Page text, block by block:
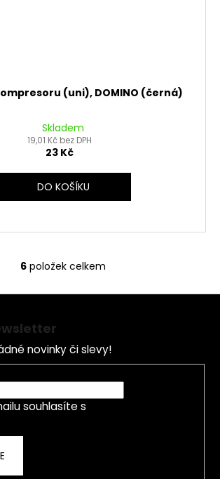
(uni), DOMINO (černá)
Skladem
19,01 Kč bez DPH
23 Kč
DO KOŠÍKU
O
v
a
c
í
p
r
6 položek celkem
novinky či slevy!
souhlasíte s